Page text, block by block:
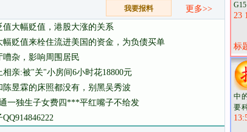
更多>>
我要报料
值大幅贬值，港股大涨的关系
幅贬值来栓住流进美国的资金，为负债买单
嘈杂，影响周围居民
相亲:被"关"小房间6小时花18800元
陈昱霖的床照都没有，别黑吴秀波
一独生子女费四***平红嘴子不给发
23
标
中
要